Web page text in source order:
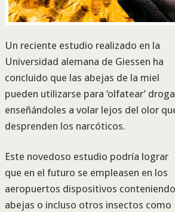
Un reciente estudio realizado en la
Universidad alemana de Giessen ha
concluido que las abejas de la miel
pueden utilizarse para ‘olfatear’
enseñándoles a volar lejos del olor
desprenden los narcóticos.
Este novedoso estudio podría lograr
que en el futuro se empleasen en los
aeropuertos dispositivos conteniendo
abejas o incluso otros insectos como